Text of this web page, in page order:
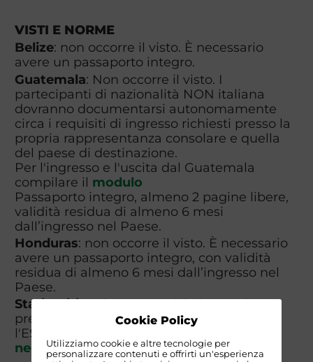
Cookie Policy
Utilizziamo cookie e altre tecnologie per
personalizzare contenuti e offrirti un'esperienza
VISTI E NORME
Belize: non occorre il visto. È necessario
avere un passaporto integro.
Guatemala: Non occorre il visto. I
partecipanti di nazionalità NON italiana
dovranno documentarsi autonomamente
circa i requisiti di ingresso richiesti presso la
propria rappresentanza consolare e quella
del paese di destinazione.
Per l'ingresso e l'uscita dal Guatemala
compilare il modulo
Passaporto integro, almeno 2 pagine libere,
validità residua di almeno 6 mesi
dall’ingresso nel Paese.
Honduras: non occorre il visto. È necessario
avere un passaporto integro, con validità
residua di almeno 6 mesi dall’ingresso nel
Paese.
Stati Uniti: Nel caso in cui il piano voli
preveda lo scalo in USA è necessario fare
l'ESTA. Vedi le
negli Stati Uniti